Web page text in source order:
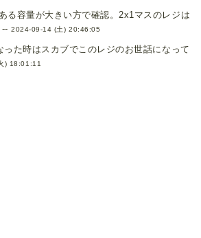
る容量が大きい方で確認。2x1マスのレジは
--2024-09-14 (土) 20:46:05
った時はスカブでこのレジのお世話になって
) 18:01:11